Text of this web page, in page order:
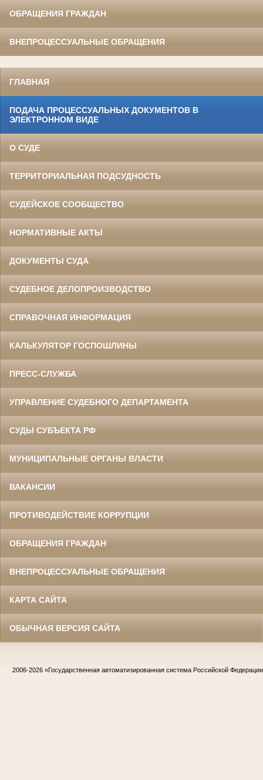
ОБРАЩЕНИЯ ГРАЖДАН
ВНЕПРОЦЕССУАЛЬНЫЕ ОБРАЩЕНИЯ
ГЛАВНАЯ
ПОДАЧА ПРОЦЕССУАЛЬНЫХ ДОКУМЕНТОВ В
ЭЛЕКТРОННОМ ВИДЕ
О СУДЕ
ТЕРРИТОРИАЛЬНАЯ ПОДСУДНОСТЬ
СУДЕЙСКОЕ СООБЩЕСТВО
НОРМАТИВНЫЕ АКТЫ
ДОКУМЕНТЫ СУДА
СУДЕБНОЕ ДЕЛОПРОИЗВОДСТВО
СПРАВОЧНАЯ ИНФОРМАЦИЯ
КАЛЬКУЛЯТОР ГОСПОШЛИНЫ
ПРЕСС-СЛУЖБА
УПРАВЛЕНИЕ СУДЕБНОГО ДЕПАРТАМЕНТА
СУДЫ СУБЪЕКТА РФ
МУНИЦИПАЛЬНЫЕ ОРГАНЫ ВЛАСТИ
ВАКАНСИИ
ПРОТИВОДЕЙСТВИЕ КОРРУПЦИИ
ОБРАЩЕНИЯ ГРАЖДАН
ВНЕПРОЦЕССУАЛЬНЫЕ ОБРАЩЕНИЯ
КАРТА САЙТА
ОБЫЧНАЯ ВЕРСИЯ САЙТА
2006-2026 «Государственная автоматизированная система Российской